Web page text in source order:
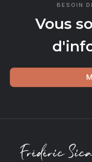
BESOIN
Vous